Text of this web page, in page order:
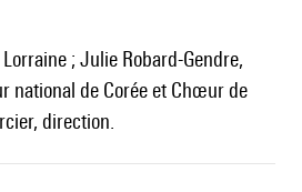
national de Corée et Chœur de
direction.